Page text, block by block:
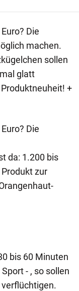
Die
machen.
sollen
glatt
+
Die
da: 1.200 bis
zur
bis 60 Minuten
- , so sollen